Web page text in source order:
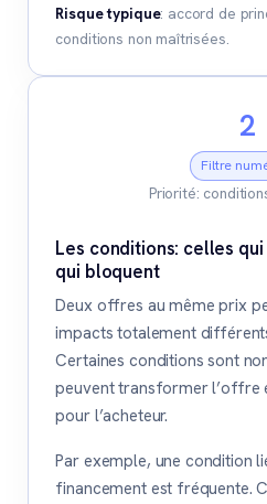
Risque typique: accord de
conditions non maîtrisées.
2
Filtre
Priorité:
Les conditions: celles
qui bloquent
Deux offres au même prix
impacts totalement
Certaines conditions sont
peuvent transformer l’offre
pour l’acheteur.
Par exemple, une condition
financement est fréquente.